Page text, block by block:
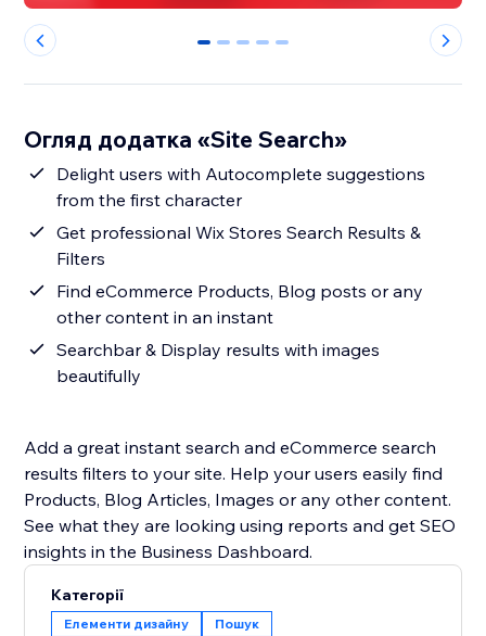
0 1 2 3 4
Огляд додатка «Site Search»
Delight users with Autocomplete suggestions
from the first character
Get professional Wix Stores Search Results &
Filters
Find eCommerce Products, Blog posts or any
other content in an instant
Searchbar & Display results with images
beautifully
Add a great instant search and eCommerce search
results filters to your site. Help your users easily find
Products, Blog Articles, Images or any other content.
See what they are looking using reports and get SEO
insights in the Business Dashboard.
Категорії
Елементи дизайну Пошук